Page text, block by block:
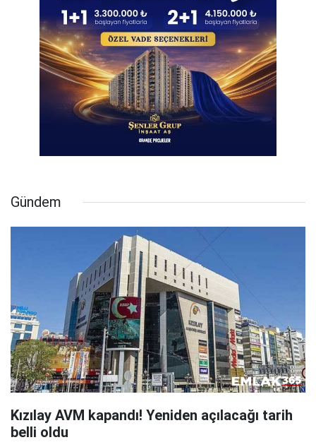
Gündem
Kızılay AVM kapandı! Yeniden açılacağı tarih
belli oldu